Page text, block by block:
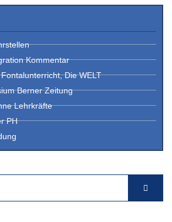
Kommentar
Die WELT
Berner Zeitung
Lehrkräfte
PH